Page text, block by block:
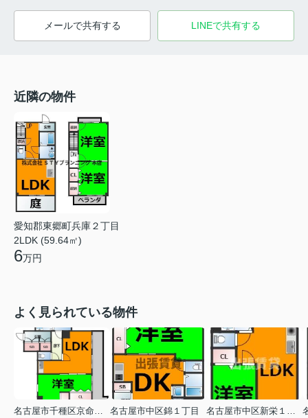
メールで共有する LINEで共有する
近隣の物件
愛知郡東郷町兵庫２丁目
2LDK (59.64㎡)
6万円
よく見られている物件
名古屋市千種区京命１丁目
名古屋市中区錦１丁目
名古屋市中区新栄１丁目